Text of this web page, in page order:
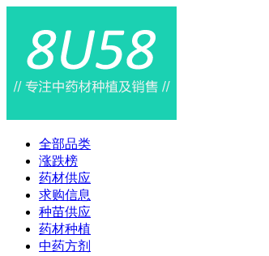
全部品类
涨跌榜
药材供应
求购信息
种苗供应
药材种植
中药方剂